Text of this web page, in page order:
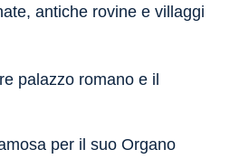
antiche rovine e villaggi
palazzo romano e il
per il suo Organo